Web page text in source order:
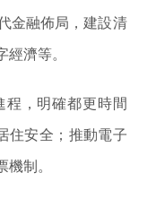
金融佈局，建設清
濟等。
程，明確都更時間
住安全；推動電子
制。